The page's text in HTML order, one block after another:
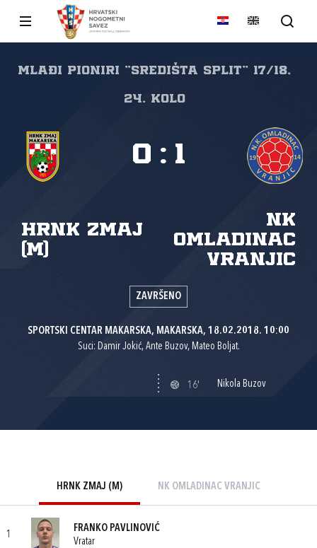
Mlađi pioniri "SREDIŠTA SPLIT" 17/18,
24. kolo
HRNK Zmaj
(M)
NK
Omladinac
Vranjic
0 : 1
ZAVRŠENO
SPORTSKI CENTAR MAKARSKA, MAKARSKA, 18.02.2018. 10:00
Suci: Damir Jokić, Ante Buzov, Mateo Boljat.
16' Nikola Buzov
HRNK ZMAJ (M) NK OMLADINAC VRANJIC
1
FRANKO PAVLINOVIĆ
Vratar